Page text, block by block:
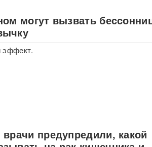
могут вызвать
эффект.
предупредили, какой